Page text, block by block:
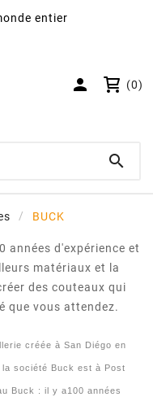
entier
 (0)

BUCK
années d'expérience et
matériaux et la
des couteaux qui
que vous attendez.
créée à San Diégo en
société Buck est à Post
Buck : il y a100 années